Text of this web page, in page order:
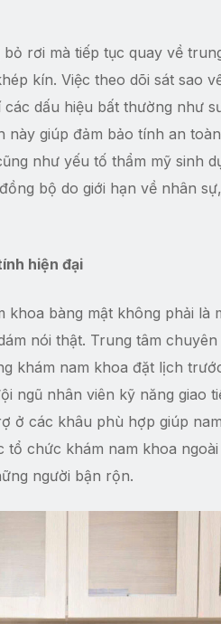
rơi mà tiếp tục quay về
kín. Việc theo dõi sát sao
dấu hiệu bất thường như
giúp đảm bảo tính an
như yếu tố thẩm mỹ sinh
bộ do giới hạn về nhân
hiện đại
bàng mật không phải là
nói thật. Trung tâm
khám nam khoa đặt lịch
ngũ nhân viên kỹ năng giao
ở các khâu phù hợp giúp
chức khám nam khoa
người bận rộn.